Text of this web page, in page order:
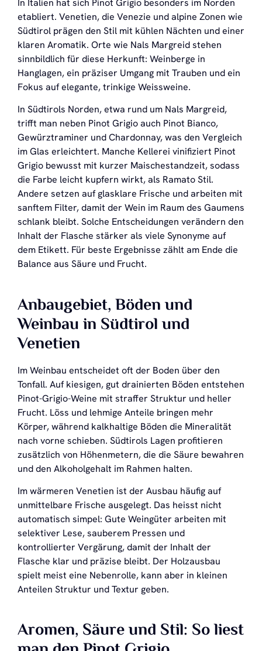
In Italien hat sich Pinot Grigio besonders im Norden
etabliert. Venetien, die Venezie und alpine Zonen wie
Südtirol prägen den Stil mit kühlen Nächten und einer
klaren Aromatik. Orte wie Nals Margreid stehen
sinnbildlich für diese Herkunft: Weinberge in
Hanglagen, ein präziser Umgang mit Trauben und ein
Fokus auf elegante, trinkige Weissweine.
In Südtirols Norden, etwa rund um Nals Margreid,
trifft man neben Pinot Grigio auch Pinot Bianco,
Gewürztraminer und Chardonnay, was den Vergleich
im Glas erleichtert. Manche Kellerei vinifiziert Pinot
Grigio bewusst mit kurzer Maischestandzeit, sodass
die Farbe leicht kupfern wirkt, als Ramato Stil.
Andere setzen auf glasklare Frische und arbeiten mit
sanftem Filter, damit der Wein im Raum des Gaumens
schlank bleibt. Solche Entscheidungen verändern den
Inhalt der Flasche stärker als viele Synonyme auf
dem Etikett. Für beste Ergebnisse zählt am Ende die
Balance aus Säure und Frucht.
Anbaugebiet, Böden und
Weinbau in Südtirol und
Venetien
Im Weinbau entscheidet oft der Boden über den
Tonfall. Auf kiesigen, gut drainierten Böden entstehen
Pinot-Grigio-Weine mit straffer Struktur und heller
Frucht. Löss und lehmige Anteile bringen mehr
Körper, während kalkhaltige Böden die Mineralität
nach vorne schieben. Südtirols Lagen profitieren
zusätzlich von Höhenmetern, die die Säure bewahren
und den Alkoholgehalt im Rahmen halten.
Im wärmeren Venetien ist der Ausbau häufig auf
unmittelbare Frische ausgelegt. Das heisst nicht
automatisch simpel: Gute Weingüter arbeiten mit
selektiver Lese, sauberem Pressen und
kontrollierter Vergärung, damit der Inhalt der
Flasche klar und präzise bleibt. Der Holzausbau
spielt meist eine Nebenrolle, kann aber in kleinen
Anteilen Struktur und Textur geben.
Aromen, Säure und Stil: So liest